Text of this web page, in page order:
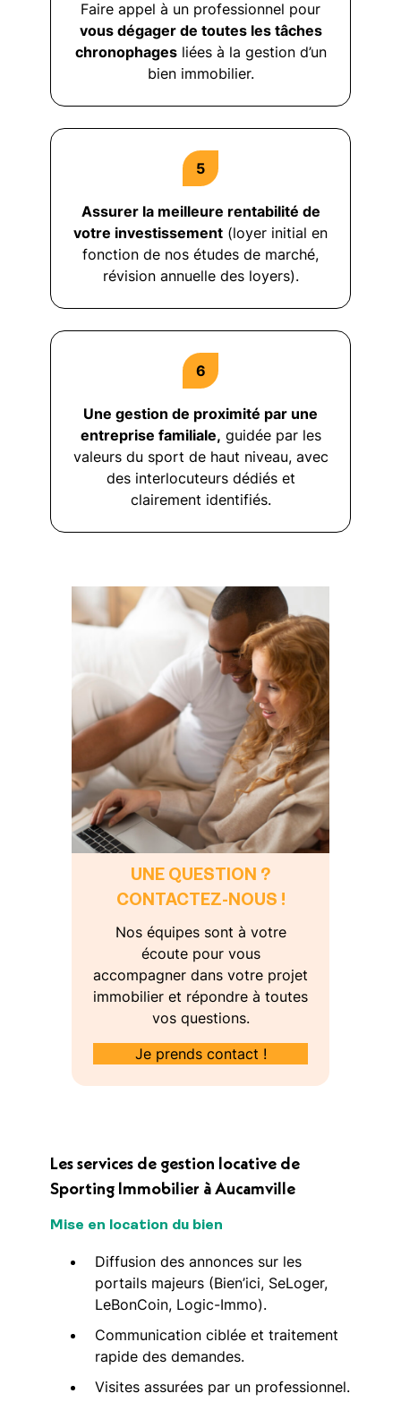
Faire appel à un professionnel pour
vous dégager de toutes les tâches
chronophagesliées à la gestion d’un
bien immobilier.
Assurer la meilleure rentabilité de
votre investissement (loyer initial en
fonction de nos études de marché,
révision annuelle des loyers).
Une gestion de proximité par une
entreprise familiale, guidée par les
valeurs du sport de haut niveau, avec
des interlocuteurs dédiés et
clairement identifiés.
UNE QUESTION ?
CONTACTEZ-NOUS !
Nos équipes sont à votre
écoute pour vous
accompagner dans votre projet
immobilier et répondre à toutes
vos questions.
Je prends contact !
Les services de gestion locative de
Sporting Immobilier à Aucamville
Mise en location du bien
Diffusion des annonces sur les
portails majeurs (Bien’ici, SeLoger,
LeBonCoin, Logic-Immo).
Communication ciblée et traitement
rapide des demandes.
Visites assurées par un professionnel.